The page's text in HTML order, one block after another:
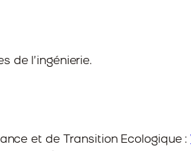
de l’ingénierie.
et de Transition Ecologique :